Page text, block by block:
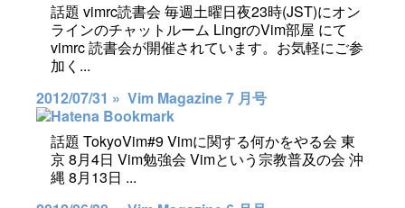
話題 vimrc読書会 毎週土曜日夜23時(JST)にオン
ラインのチャットルーム LingrのVim部屋 にて
vimrc 読書会が開催されています。お気軽にご参
加く...
2012/07/31 » Vim Magazine 7 月号
話題 TokyoVim#9 Vimに関する何かをやる会 東
京 8月4日 Vim勉強会 Vimという宗教普及の会 沖
縄 8月13日 ...